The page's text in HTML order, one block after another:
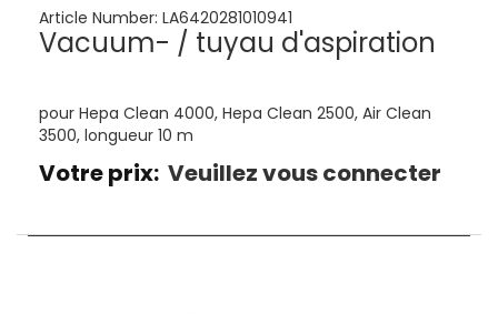
Article Number: LA6420281010941
Vacuum- / tuyau d'aspiration
pour Hepa Clean 4000, Hepa Clean 2500, Air Clean
3500, longueur 10 m
Votre prix: Veuillez vous connecter